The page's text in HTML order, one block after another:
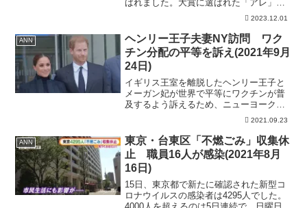
日)ANN/テレ朝
ばれました。大賞に選ばれた「アレ」
は、プロ野球阪神タイガースの今年のス
ローガンです。優勝を意味する言葉です
が、選手が意識しないように岡田彰布監
督が「アレ」と表現したもの...
2023.12.01
ANN
ヘンリー王子夫妻NY訪問 ワク
チン分配の平等を訴え(2021年9月
24日)
イギリス王室を離脱したヘンリー王子と
メーガン妃が世界で平等にワクチンが普
及するよう訴えるため、ニューヨークを
訪れました。 メーガン妃：「（ここ
す」 ヘンリー王子とメーガン妃は23
日、アメリカ同時多発テロの跡...
2021.09.23
ANN
東京・台東区「不燃ごみ」収集休
止 職員16人が感染(2021年8月
16日)
15日、東京都で新たに確認された新型コ
ロナウイルスの感染者は4295人でした。